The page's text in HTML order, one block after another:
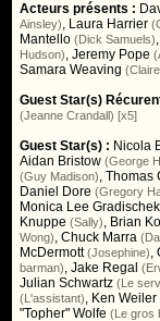
Acteurs présents :
Ainsley), Laura Harrier
Mantello (Dick Samuels)
Hudson),Jeremy Pope
Samara Weaving
Guest Star(s)
(Jeanne Crandall) [x5]
Guest Star(s) : Nicola
Aidan Bristow (George
(Guy Madison),Thomas
Daniel Dore (Gregory
Monica Lee Gradischek
Knuppe (Sally), Brian
Wong),Chuck Marra
McDermott (Josephine),
barman),Jake Regal
Julian Schwartz (Le
(L'assistant), Ken Weiler
"Topher" Wolfe (Le gros